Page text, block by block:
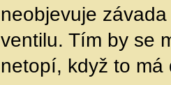
neobjevuje
ventilu. Tím by se
netopí, když to